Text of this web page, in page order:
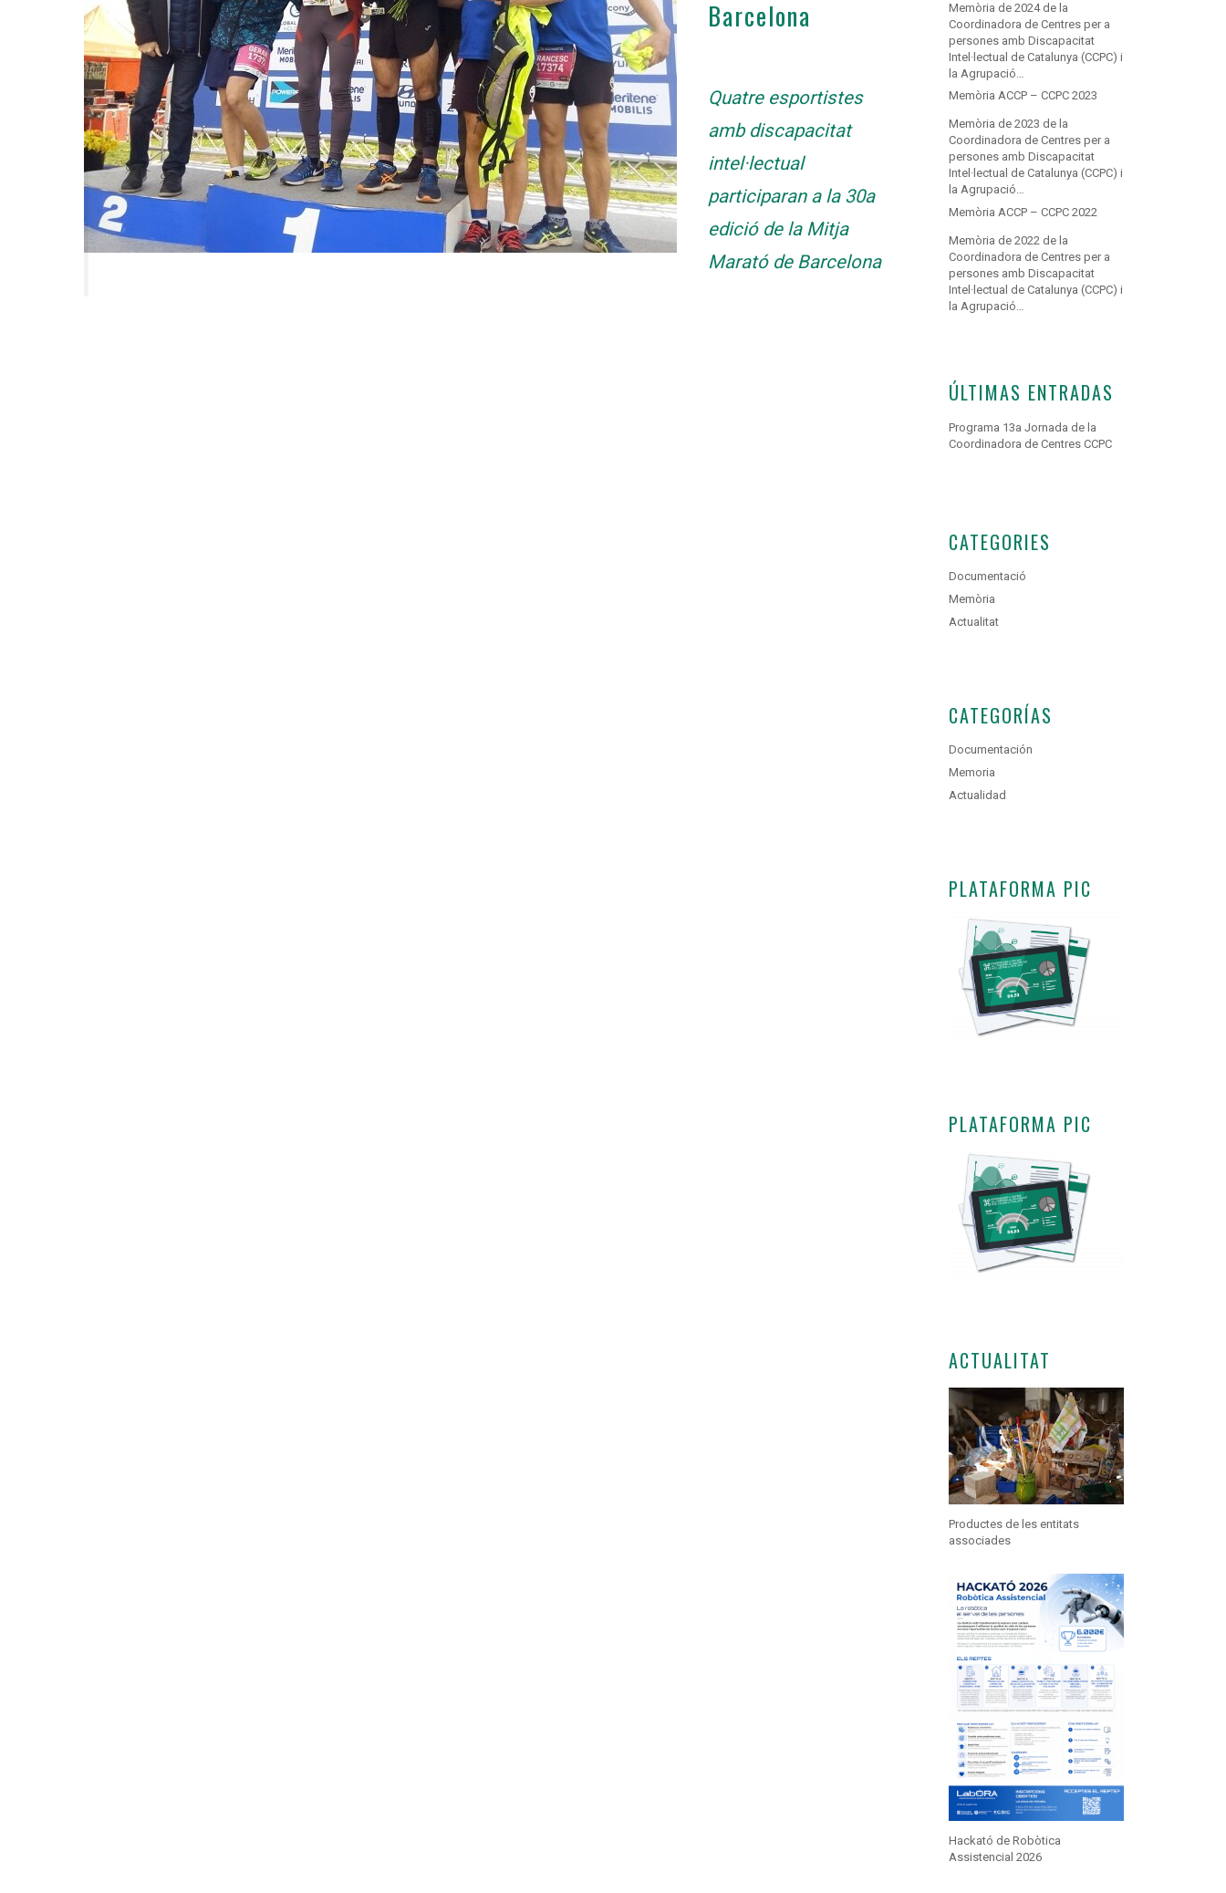
Barcelona
Quatre esportistes
amb discapacitat
intel·lectual
participaran a la 30a
edició de la Mitja
Marató de Barcelona
Memòria de 2024 de la
Coordinadora de Centres per a
persones amb Discapacitat
Intel·lectual de Catalunya (CCPC) i
la Agrupació…
Memòria ACCP – CCPC 2023
Memòria de 2023 de la
Coordinadora de Centres per a
persones amb Discapacitat
Intel·lectual de Catalunya (CCPC) i
la Agrupació…
Memòria ACCP – CCPC 2022
Memòria de 2022 de la
Coordinadora de Centres per a
persones amb Discapacitat
Intel·lectual de Catalunya (CCPC) i
la Agrupació…
ÚLTIMAS ENTRADAS
Programa 13a Jornada de la
Coordinadora de Centres CCPC
CATEGORIES
Documentació
Memòria
Actualitat
CATEGORÍAS
Documentación
Memoria
Actualidad
PLATAFORMA PIC
PLATAFORMA PIC
ACTUALITAT
Productes de les entitats
associades
Hackató de Robòtica
Assistencial 2026